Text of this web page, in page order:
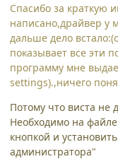
Спасибо за краткую
написано,драйвер у
дальше дело
показывает все эти
программу мне
settings).,ничего
Потому что виста не
Необходимо на
кнопкой и
администратора"